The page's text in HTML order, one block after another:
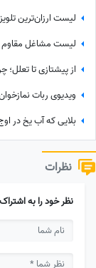
از پیشتازی تا
نظرات
نظر خود را به